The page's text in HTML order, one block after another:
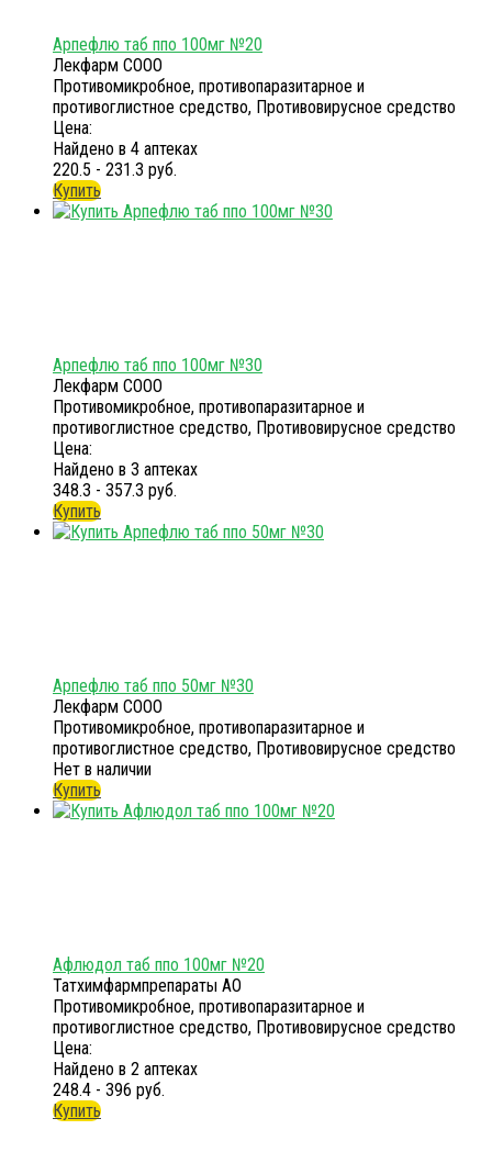
Арпефлю таб ппо 100мг №20
Лекфарм СООО
Противомикробное, противопаразитарное и
противоглистное средство, Противовирусное средство
Цена:
Найдено в 4 аптеках
220.5 - 231.3 руб.
Купить
Арпефлю таб ппо 100мг №30
Лекфарм СООО
Противомикробное, противопаразитарное и
противоглистное средство, Противовирусное средство
Цена:
Найдено в 3 аптеках
348.3 - 357.3 руб.
Купить
Арпефлю таб ппо 50мг №30
Лекфарм СООО
Противомикробное, противопаразитарное и
противоглистное средство, Противовирусное средство
Нет в наличии
Купить
Афлюдол таб ппо 100мг №20
Татхимфармпрепараты АО
Противомикробное, противопаразитарное и
противоглистное средство, Противовирусное средство
Цена:
Найдено в 2 аптеках
248.4 - 396 руб.
Купить